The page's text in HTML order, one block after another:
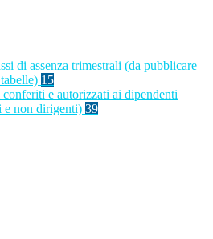
di assenza trimestrali (da pubblicare
15
e autorizzati ai dipendenti
e non dirigenti) 39